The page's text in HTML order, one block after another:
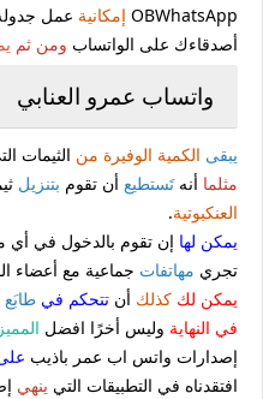
OBWhatsApp إمكانية عمل
أصدقاءك على الواتساب ومن ثم
واتساب عمرو العنابي
يبقى الكمية الوفيرة من الثيمات
مثلما أنهتَستطيع أن تقوم بتنزيل
العنكبوتية.
يمكن لها إن تقوم بالدخول في أي
تجري مهاتفات جماعية مع أعضاء
يمكن لك كذلك أن تتحكم في طابَع
في النهاية وليس أخرًا افضل
إصدارات واتس اب عمر باذيب
افتقدناه في التطبيقات التي ينهي